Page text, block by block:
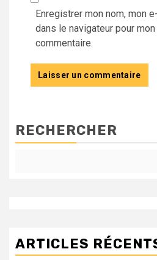
Enregistrer mon nom, mon
dans le navigateur pour
commentaire.
RECHERCHER
ARTICLES